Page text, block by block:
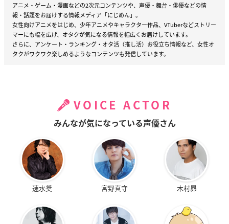
アニメ・ゲーム・漫画などの2次元コンテンツや、声優・舞台・俳優などの情
報・話題をお届けする情報メディア「にじめん」。
女性向けアニメをはじめ、少年アニメやキャラクター作品、VTuberなどストリー
マーにも幅を広げ、オタクが気になる情報を幅広くお届けしています。
さらに、アンケート・ランキング・オタ活（推し活）お役立ち情報など、女性オ
タクがワクワク楽しめるようなコンテンツも発信しています。
VOICE ACTOR
みんなが気になっている声優さん
速水奨 宮野真守 木村昴